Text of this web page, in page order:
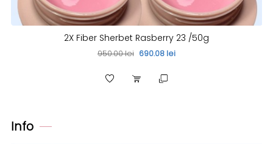
2X Fiber Sherbet Rasberry 23 /50g
950.00 lei 690.08 lei
Info